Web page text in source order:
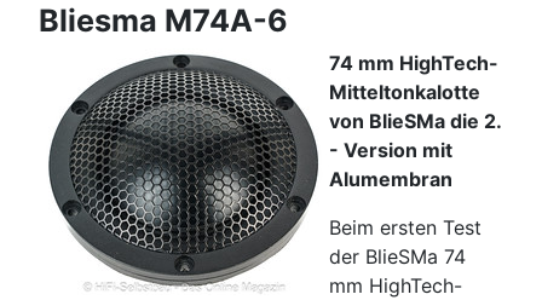
Bliesma M74A-6
74 mm HighTech-
Mitteltonkalotte
von BlieSMa die 2.
- Version mit
Alumembran
Beim ersten Test
der BlieSMa 74
mm HighTech-